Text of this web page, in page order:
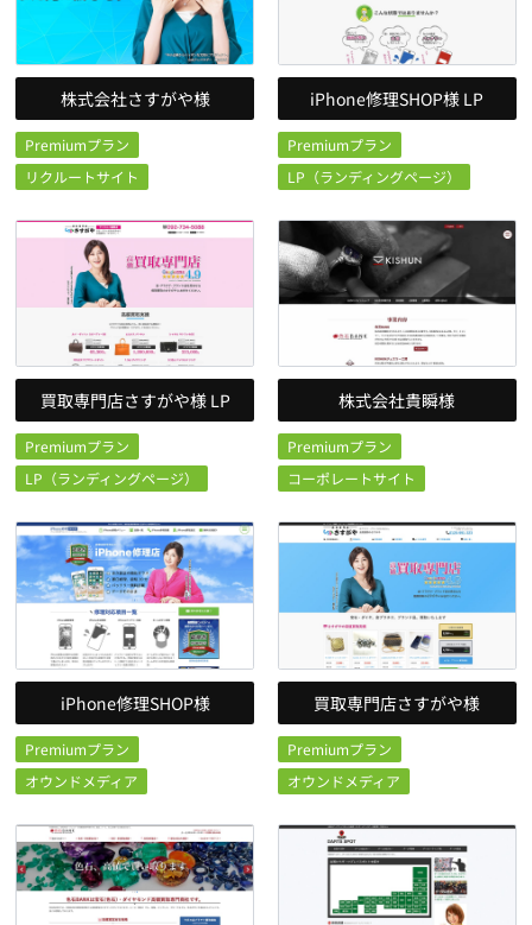
株式会社さすがや様
Premiumプラン
リクルートサイト
iPhone修理SHOP様 LP
Premiumプラン
LP（ランディングページ）
買取専門店さすがや様 LP
Premiumプラン
LP（ランディングページ）
株式会社貴瞬様
Premiumプラン
コーポレートサイト
iPhone修理SHOP様
Premiumプラン
オウンドメディア
買取専門店さすがや様
Premiumプラン
オウンドメディア